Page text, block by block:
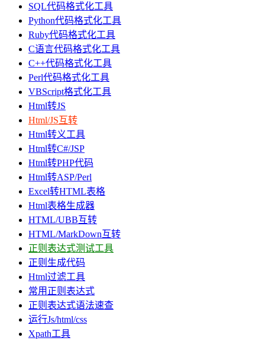
SQL代码格式化工具
Python代码格式化工具
Ruby代码格式化工具
C语言代码格式化工具
C++代码格式化工具
Perl代码格式化工具
VBScript格式化工具
Html转JS
Html/JS互转
Html转义工具
Html转C#/JSP
Html转PHP代码
Html转ASP/Perl
Excel转HTML表格
Html表格生成器
HTML/UBB互转
HTML/MarkDown互转
正则表达式测试工具
正则生成代码
Html过滤工具
常用正则表达式
正则表达式语法速查
运行Js/html/css
Xpath工具